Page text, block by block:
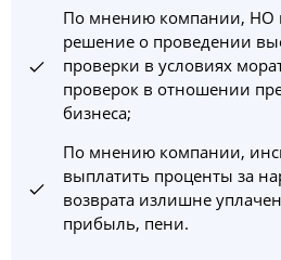
По мнению компании, НО
решение о проведении
проверки в условиях
проверок в отношении
бизнеса;
По мнению компании,
выплатить проценты за
возврата излишне
прибыль, пени.